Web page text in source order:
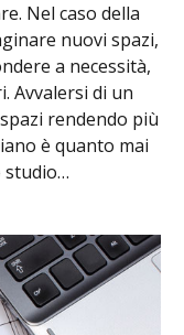
Nel caso della
nuovi spazi,
a necessità,
Avvalersi di un
rendendo più
è quanto mai
studio…